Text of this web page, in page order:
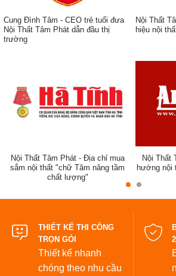
Cung Đình Tâm - CEO trẻ tuổi đưa
Nội Thất Tâm Phát dẫn đầu thị
trường
Nội Thất
hiệu nội
Nội Thất Tâm Phát - Địa chỉ mua
sắm nội thất "chữ Tâm nâng tầm
chất lượng"
Nội Thất
hướng nội
THIẾT KẾ THI CÔNG
TRỌN GÓI
Thiết kế nhanh
chóng theo nhu cầu